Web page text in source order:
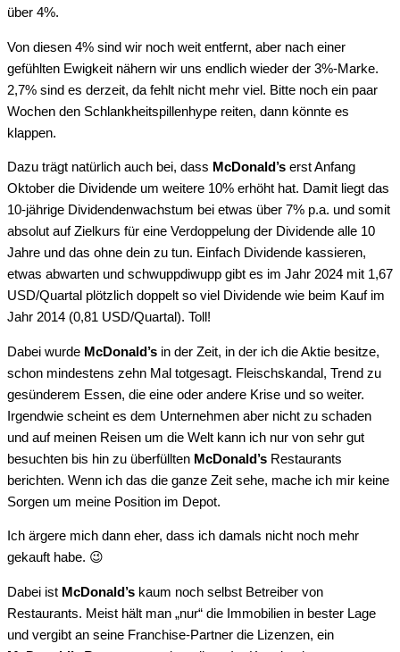
über 4%.
Von diesen 4% sind wir noch weit entfernt, aber nach einer
gefühlten Ewigkeit nähern wir uns endlich wieder der 3%-Marke.
2,7% sind es derzeit, da fehlt nicht mehr viel. Bitte noch ein paar
Wochen den Schlankheitspillenhype reiten, dann könnte es
klappen.
Dazu trägt natürlich auch bei, dass McDonald’s erst Anfang
Oktober die Dividende um weitere 10% erhöht hat. Damit liegt das
10-jährige Dividendenwachstum bei etwas über 7% p.a. und somit
absolut auf Zielkurs für eine Verdoppelung der Dividende alle 10
Jahre und das ohne dein zu tun. Einfach Dividende kassieren,
etwas abwarten und schwuppdiwupp gibt es im Jahr 2024 mit 1,67
USD/Quartal plötzlich doppelt so viel Dividende wie beim Kauf im
Jahr 2014 (0,81 USD/Quartal). Toll!
Dabei wurde McDonald’s in der Zeit, in der ich die Aktie besitze,
schon mindestens zehn Mal totgesagt. Fleischskandal, Trend zu
gesünderem Essen, die eine oder andere Krise und so weiter.
Irgendwie scheint es dem Unternehmen aber nicht zu schaden
und auf meinen Reisen um die Welt kann ich nur von sehr gut
besuchten bis hin zu überfüllten McDonald’s Restaurants
berichten. Wenn ich das die ganze Zeit sehe, mache ich mir keine
Sorgen um meine Position im Depot.
Ich ärgere mich dann eher, dass ich damals nicht noch mehr
gekauft habe. 😉
Dabei ist McDonald’s kaum noch selbst Betreiber von
Restaurants. Meist hält man „nur“ die Immobilien in bester Lage
und vergibt an seine Franchise-Partner die Lizenzen, ein